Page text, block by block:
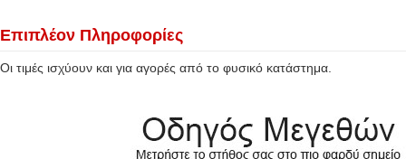
Επιπλέον Πληροφορίες
Οι τιμές ισχύουν και για αγορές από το φυσικό κατάστημα.